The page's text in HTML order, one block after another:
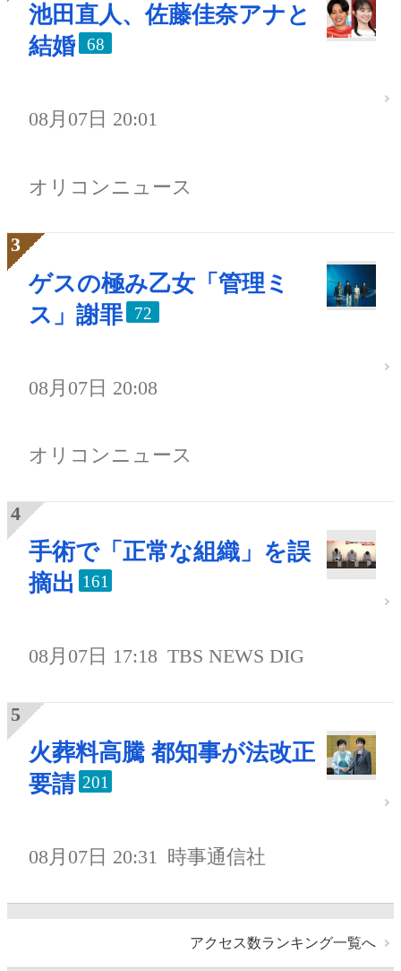
池田直人、佐藤佳奈アナと
結婚
68
08月07日 20:01
オリコンニュース
ゲスの極み乙女「管理ミ
ス」謝罪
72
08月07日 20:08
オリコンニュース
手術で「正常な組織」を誤
摘出 161
08月07日 17:18 TBS NEWS DIG
火葬料高騰 都知事が法改正
要請 201
08月07日 20:31 時事通信社
アクセス数ランキング一覧へ